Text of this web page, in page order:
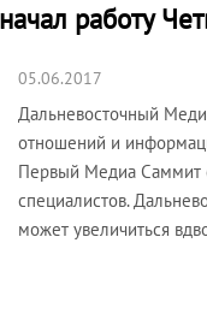
работу
05.06.2017
Дальневосточный
отношений и
Первый Медиа Саммит
специалистов.
может увеличиться